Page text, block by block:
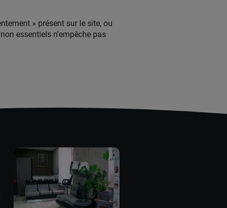
» présent sur le site, ou
essentiels n'empêche pas